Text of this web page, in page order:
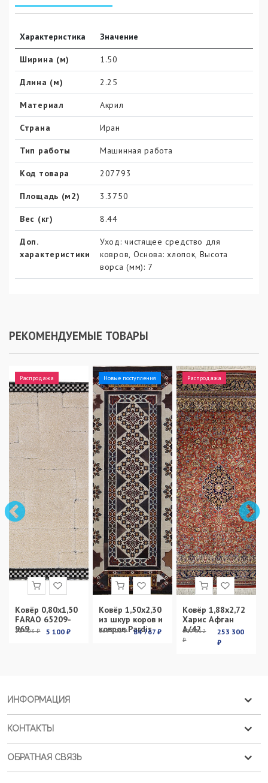
Характеристика Значение
Ширина (м) 1.50
Длина (м) 2.25
Материал Акрил
Страна Иран
Тип работы Машинная работа
Код товара 207793
Площадь (м2) 3.3750
Вес (кг) 8.44
Доп.
характеристики
Уход: чистящее средство для
ковров, Основа: хлопок, Высота
ворса (мм): 7
РЕКОМЕНДУЕМЫЕ ТОВАРЫ
Распродажа
Ковёр 0,80х1,50
FARAO 65209-
969
13 403 ₽ 5 100 ₽
Новые поступления
Ковёр 1,50х2,30
из шкур коров и
ковров Pardis
269 100 ₽ 84 767 ₽
Распродажа
Ковёр 1,88х2,72
Харис Афган
А/42
899 012
₽
253 300
₽
ИНФОРМАЦИЯ
КОНТАКТЫ
ОБРАТНАЯ СВЯЗЬ